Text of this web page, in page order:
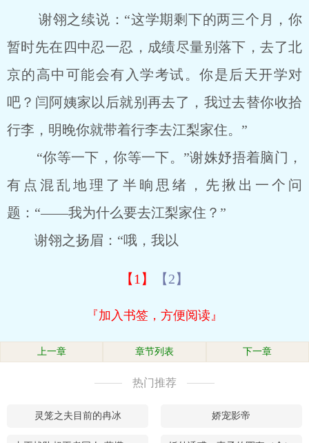
谢翎之续说：“这学期剩下的两三个月，你
暂时先在四中忍一忍，成绩尽量别落下，去了北
京的高中可能会有入学考试。你是后天开学对
吧？闫阿姨家以后就别再去了，我过去替你收拾
行李，明晚你就带着行李去江梨家住。”
“你等一下，你等一下。”谢姝妤捂着脑门，
有点混乱地理了半晌思绪，先揪出一个问
题：“――我为什么要去江梨家住？”
谢翎之扬眉：“哦，我以
【1】 【2】
『加入书签，方便阅读』
上一章 章节列表 下一章
热门推荐
灵笼之夫目前的冉冰 娇宠影帝